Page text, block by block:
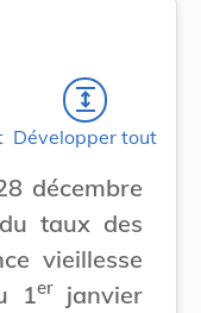
expand
Développer tout
décembre
taux des
vieillesse
1erjanvier